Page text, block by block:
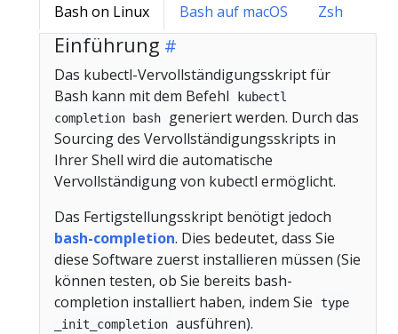
Bash on Linux Bash auf macOS Zsh
Einführung
Das kubectl-Vervollständigungsskript für
Bash kann mit dem Befehl
kubectl
completion bash
generiert werden. Durch das
Sourcing des Vervollständigungsskripts in
Ihrer Shell wird die automatische
Vervollständigung von kubectl ermöglicht.
Das Fertigstellungsskript benötigt jedoch
bash-completion. Dies bedeutet, dass Sie
diese Software zuerst installieren müssen (Sie
können testen, ob Sie bereits bash-
completion installiert haben, indem Sie
type
_init_completion ausführen).